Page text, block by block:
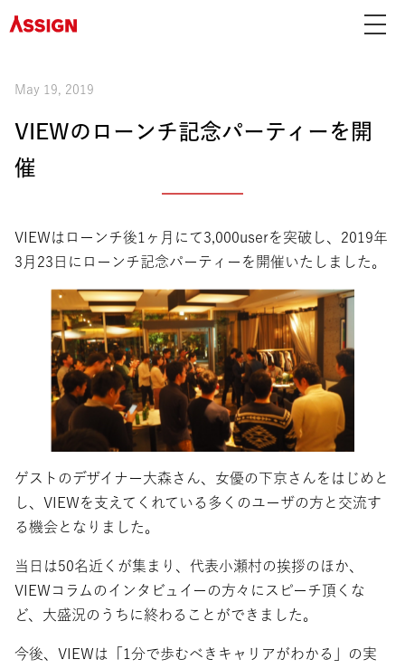
May 19, 2019
VIEWのローンチ記念パーティーを開
催
VIEWはローンチ後1ヶ月にて3,000userを突破し、2019年
3月23日にローンチ記念パーティーを開催いたしました。
ゲストのデザイナー大森さん、女優の下京さんをはじめと
し、VIEWを支えてくれている多くのユーザの方と交流す
る機会となりました。
当日は50名近くが集まり、代表小瀬村の挨拶のほか、
VIEWコラムのインタビュイーの方々にスピーチ頂くな
ど、大盛況のうちに終わることができました。
今後、VIEWは「1分で歩むべきキャリアがわかる」の実